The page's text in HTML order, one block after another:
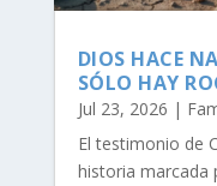
DIOS HACE
SÓLO HAY
Jul 23, 2026 |
El testimonio de
historia marcada